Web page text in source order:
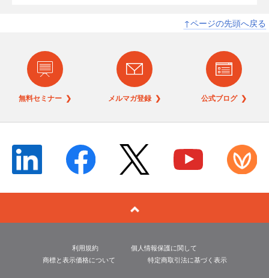
↑ページの先頭へ戻る
無料セミナー ❯ メルマガ登録 ❯ 公式ブログ ❯
利用規約
個人情報保護に関して
商標と表示価格について
特定商取引法に基づく表示